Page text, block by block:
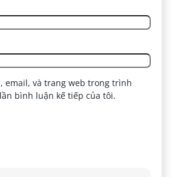
email, và trang web trong trình
bình luận kế tiếp của tôi.